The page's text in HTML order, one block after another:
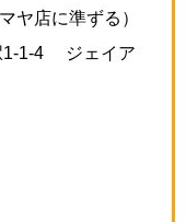
ヤ店に準ずる）
1-1-4 ジェイア